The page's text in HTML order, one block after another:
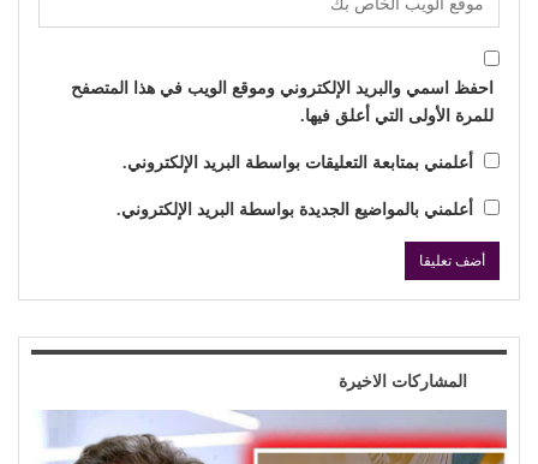
احفظ اسمي والبريد الإلكتروني وموقع الويب في هذا المتصفح
للمرة الأولى التي أعلق فيها.
أعلمني بمتابعة التعليقات بواسطة البريد الإلكتروني.
أعلمني بالمواضيع الجديدة بواسطة البريد الإلكتروني.
المشاركات الاخيرة